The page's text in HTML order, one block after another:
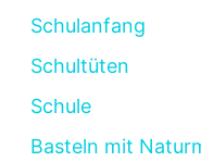
Schulanfang
Schultüten
Schule
Basteln mit